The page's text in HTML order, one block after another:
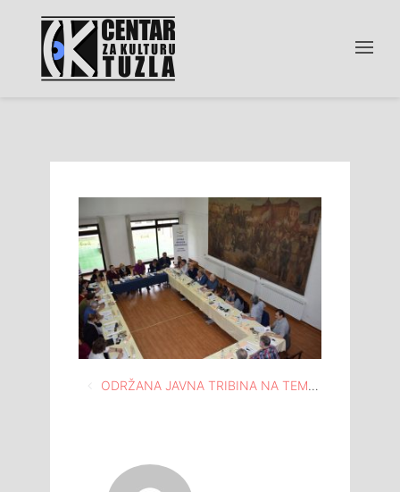
Navigacija
ODRŽANA JAVNA TRIBINA NA TEMU “BIH I SRBIJA U DIJALOGU: ODGOVOR CIVILNOG DRUŠTVA”